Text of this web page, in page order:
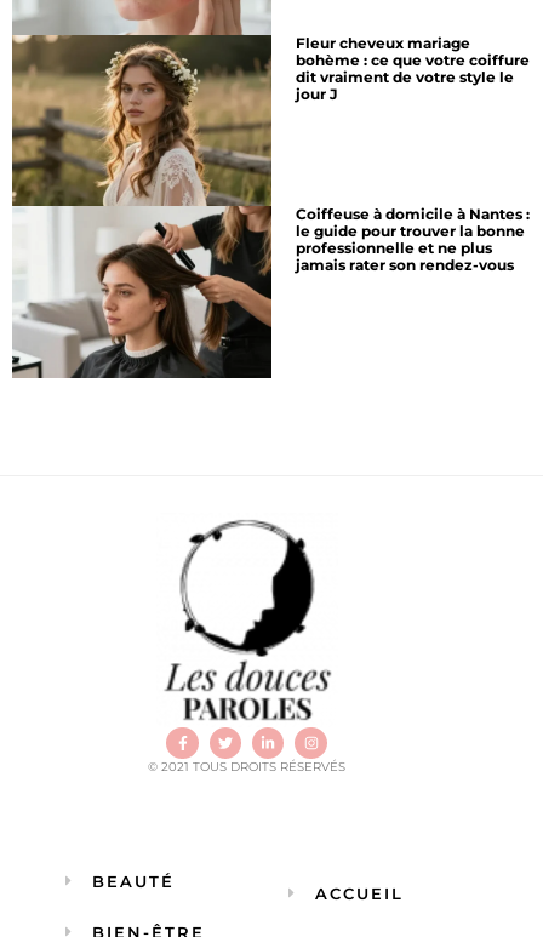
Fleur cheveux mariage
bohème : ce que votre coiffure
dit vraiment de votre style le
jour J
Coiffeuse à domicile à Nantes :
le guide pour trouver la bonne
professionnelle et ne plus
jamais rater son rendez-vous
© 2021 TOUS DROITS RÉSERVÉS
BEAUTÉ
BIEN-ÊTRE
ACCUEIL